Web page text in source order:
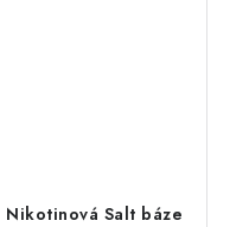
Nikotinová Salt báze